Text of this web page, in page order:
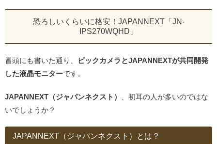
恐ろしいくらいに格安！JAPANNEXT「JN-
IPS270WQHD」
冒頭にも書いた通り、
ビックカメラとJAPANNEXTが共同開発
した液晶モニターです。
JAPANNEXT（ジャパンネクスト）
、初耳の人が多いのではな
いでしょうか？
JAPANNEXT（ジャパンネクスト）とは？